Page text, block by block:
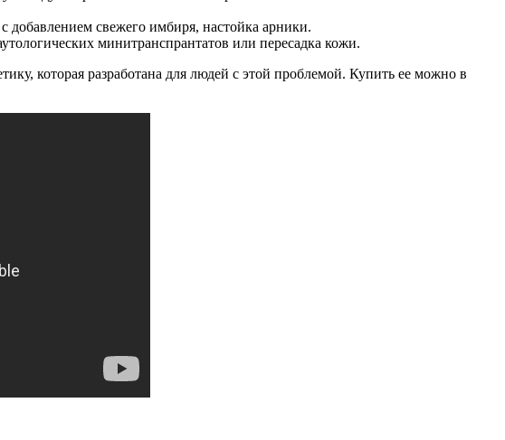
добавлением свежего имбиря, настойка арники.
минитранспрантатов или пересадка кожи.
которая разработана для людей с этой проблемой. Купить ее можно в